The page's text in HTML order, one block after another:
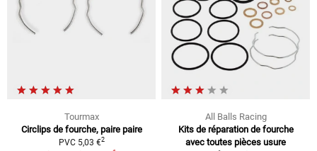
Tourmax
Circlips de fourche, paire paire
PVC 5,03 €2
All Balls Racing
Kits de réparation de fourche
avec toutes pièces usure